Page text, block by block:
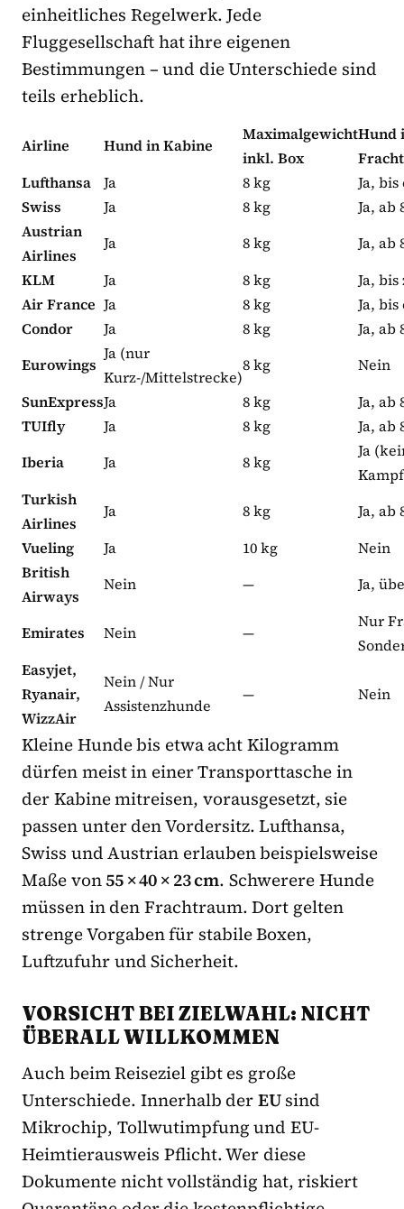
einheitliches Regelwerk. Jede
Fluggesellschaft hat ihre eigenen
Bestimmungen – und die Unterschiede sind
teils erheblich.
Airline Hund in Kabine
Maximalgewicht
inkl. Box
Hund
Lufthansa
Ja 8 kg
Ja, bis
Swiss
Ja 8 kg
Ja, ab
Austrian
Airlines
Ja 8 kg
Ja, ab
KLM
Ja 8 kg
Ja,
Air France Ja 8 kg
Ja, bis
Condor
Ja 8 kg
Ja, ab
Eurowings
Ja (nur
Kurz-/Mittelstrecke)
8 kg
Nein
SunExpressJa 8 kg
Ja, ab
TUIfly
Ja 8 kg
Ja, ab
Iberia
Ja 8 kg
Ja
Turkish
Airlines
Ja 8 kg
Ja, ab
Vueling
Ja 10 kg
Nein
British
Airways
Nein — Ja,
Emirates Nein —
Nur
Easyjet,
Ryanair,
WizzAir
Nein / Nur
Assistenzhunde
— Nein
Kleine Hunde bis etwa acht Kilogramm
dürfen meist in einer Transporttasche in
der Kabine mitreisen, vorausgesetzt, sie
passen unter den Vordersitz. Lufthansa,
Swiss und Austrian erlauben beispielsweise
Maße von55 × 40 × 23 cm. Schwerere Hunde
müssen in den Frachtraum. Dort gelten
strenge Vorgaben für stabile Boxen,
Luftzufuhr und Sicherheit.
VORSICHT BEI ZIELWAHL: NICHT
ÜBERALL WILLKOMMEN
Auch beim Reiseziel gibt es große
Unterschiede. Innerhalb derEUsind
Mikrochip, Tollwutimpfung und EU-
Heimtierausweis Pflicht. Wer diese
Dokumente nicht vollständig hat, riskiert